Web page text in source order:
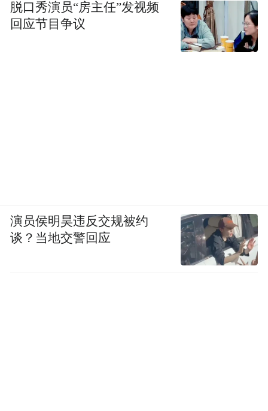
脱口秀演员“房主任”发视频
回应节目争议
演员侯明昊违反交规被约
谈？当地交警回应